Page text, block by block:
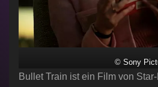
© Sony
Bullet Train ist ein Film von